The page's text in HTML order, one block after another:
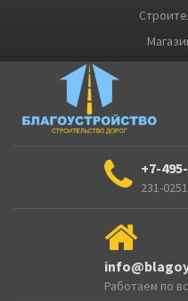
+7-
231-0251
Работаем по